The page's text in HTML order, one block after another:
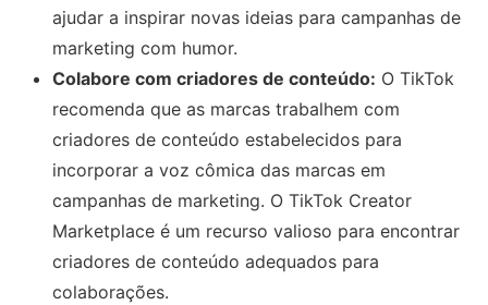
ajudar a inspirar novas ideias para campanhas de
marketing com humor.
Colabore com criadores de conteúdo: O TikTok
recomenda que as marcas trabalhem com
criadores de conteúdo estabelecidos para
incorporar a voz cômica das marcas em
campanhas de marketing. O TikTok Creator
Marketplace é um recurso valioso para encontrar
criadores de conteúdo adequados para
colaborações.